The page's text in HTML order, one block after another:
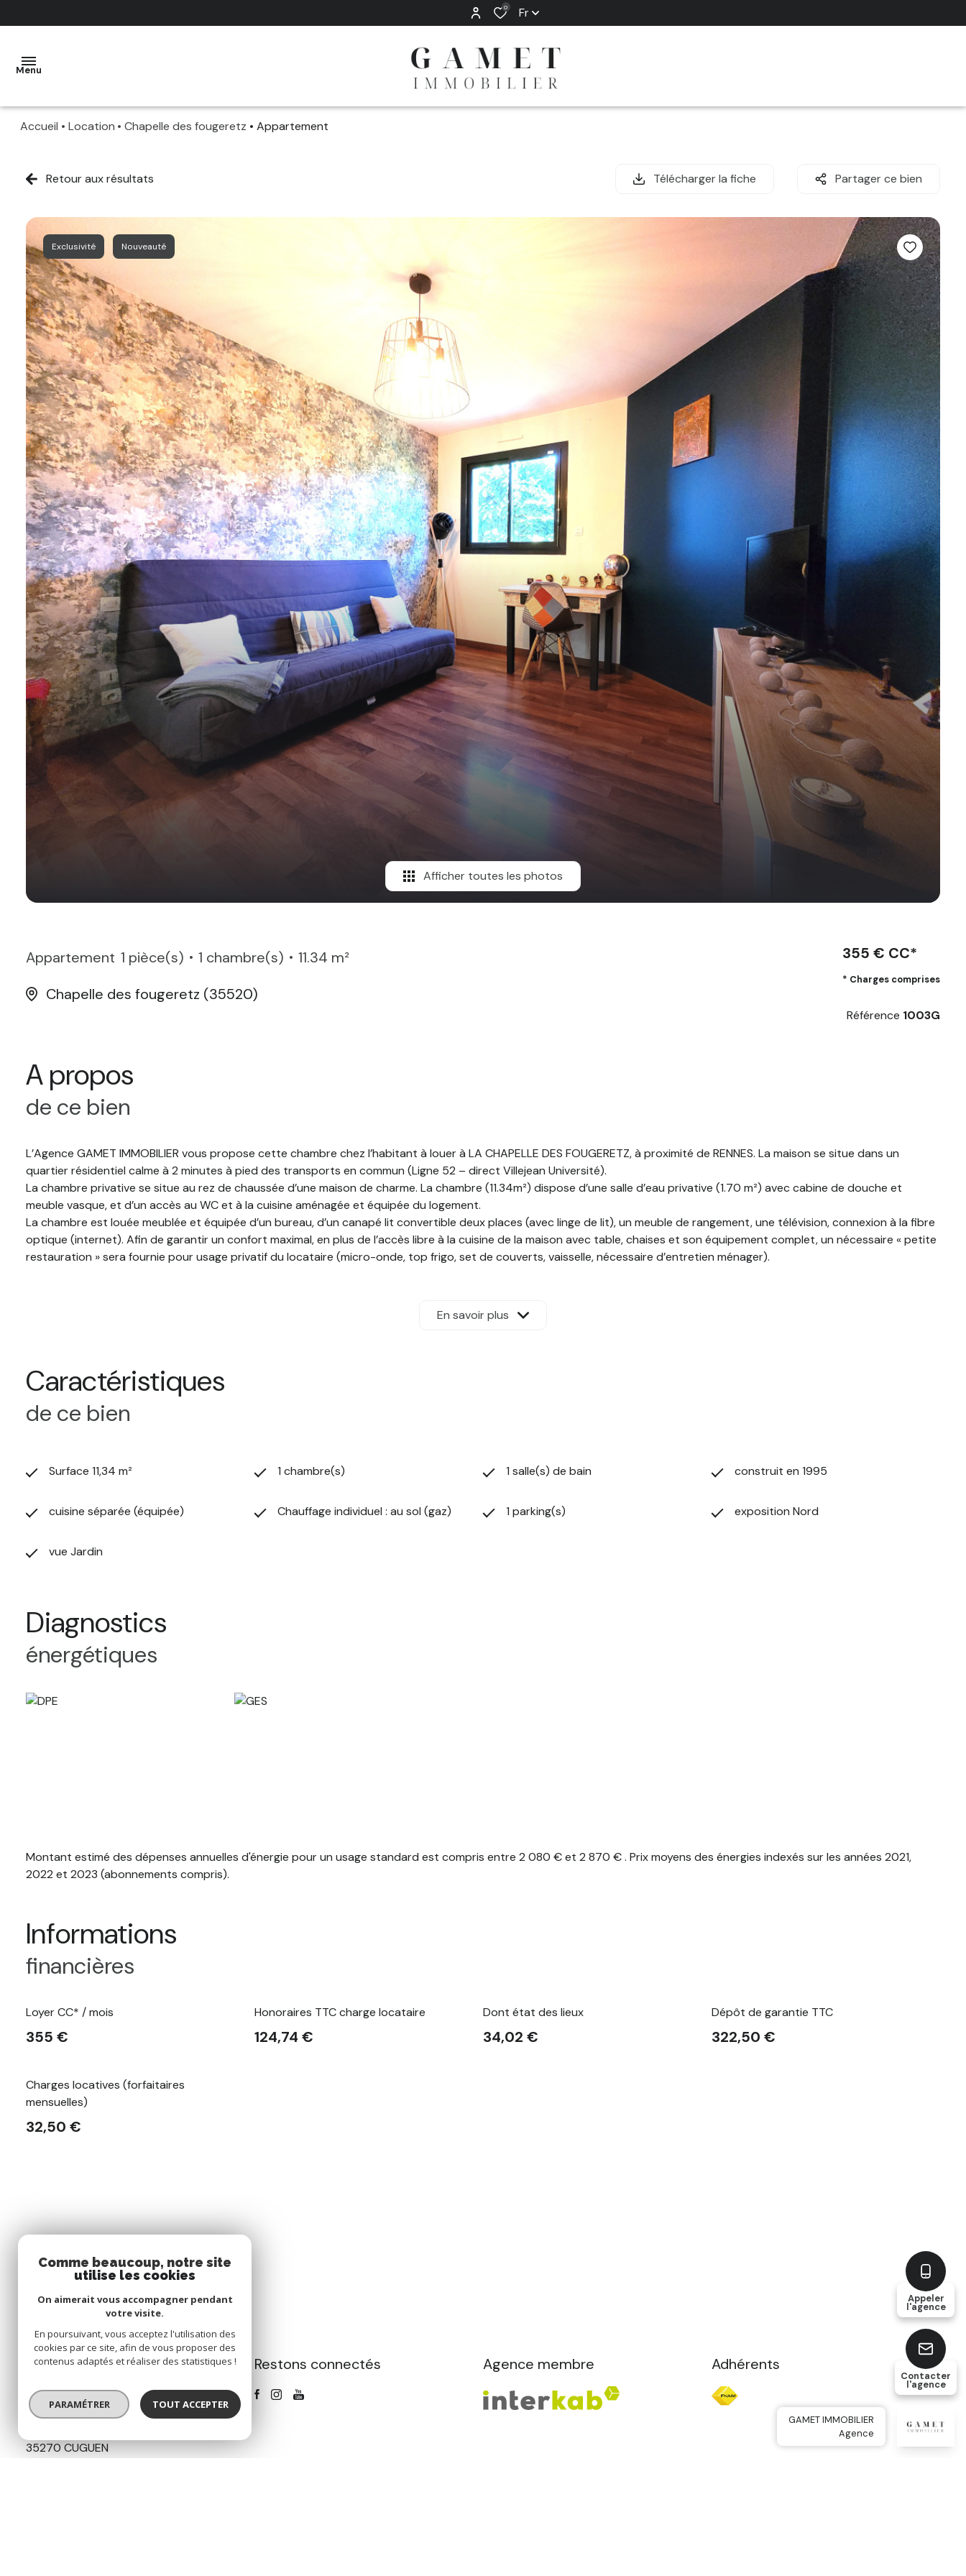
0 Fr
Menu
LOUER
NOS
ESTIMATION
OFFERTE
OFF
MARKET
GESTION
LOCATIVE
QUI
NOUS
SOMMES
?
CONTACT
Accueil Location Chapelle des fougeretz Appartement
GAMET IMMOBILIER
Agence
Appeler
l'agence
Contacter
l'agence
Retour aux résultats Télécharger la fiche Partager ce bien
Exclusivité Nouveauté
Afficher toutes les photos
Appartement 1 pièce(s) 1 chambre(s)
11.34 m²
Chapelle des fougeretz (35520)
355 € CC*
* Charges comprises
Référence 1003G
A propos
de ce bien
L’Agence GAMET IMMOBILIER vous propose cette chambre chez l’habitant à louer à LA CHAPELLE DES FOUGERETZ, à proximité de RENNES. La maison se situe dans un
quartier résidentiel calme à 2 minutes à pied des transports en commun (Ligne 52 – direct Villejean Université).
La chambre privative se situe au rez de chaussée d’une maison de charme. La chambre (11.34m²) dispose d’une salle d’eau privative (1.70 m²) avec cabine de douche et
meuble vasque, et d’un accès au WC et à la cuisine aménagée et équipée du logement.
La chambre est louée meublée et équipée d’un bureau, d’un canapé lit convertible deux places (avec linge de lit), un meuble de rangement, une télévision, connexion à la fibre
optique (internet). Afin de garantir un confort maximal, en plus de l’accès libre à la cuisine de la maison avec table, chaises et son équipement complet, un nécessaire « petite
restauration » sera fournie pour usage privatif du locataire (micro-onde, top frigo, set de couverts, vaisselle, nécessaire d’entretien ménager).
Loyer Charges Comprises : 355 euros dont charges locatives : 32.50 euros / mois (forfait) comprenant le chauffage, l'eau chaude, l'eau froide, l'électricité, accès internet.
En savoir plus
Caractéristiques
de ce bien
Surface 11,34 m² 1 chambre(s) 1 salle(s) de bain construit en 1995
cuisine séparée (équipée) Chauffage individuel : au sol (gaz) 1 parking(s) exposition Nord
vue Jardin
Diagnostics
énergétiques
Montant estimé des dépenses annuelles d'énergie pour un usage standard est compris entre 2 080 € et 2 870 € . Prix moyens des énergies indexés sur les années 2021,
2022 et 2023 (abonnements compris).
Informations
financières
Loyer CC* / mois
355 €
Honoraires TTC charge locataire
124,74 €
Dont état des lieux
34,02 €
Dépôt de garantie TTC
322,50 €
Charges locatives (forfaitaires
mensuelles)
32,50 €
GAMET IMMOBILIER
07 65 25 67 15
contact@gametimmobilier.com
35270 CUGUEN
Restons connectés Agence membre Adhérents
Comme beaucoup, notre site
utilise les cookies
On aimerait vous accompagner pendant
votre visite.
En poursuivant, vous acceptez l'utilisation des
cookies par ce site, afin de vous proposer des
contenus adaptés et réaliser des statistiques !
PARAMÉTRER TOUT ACCEPTER